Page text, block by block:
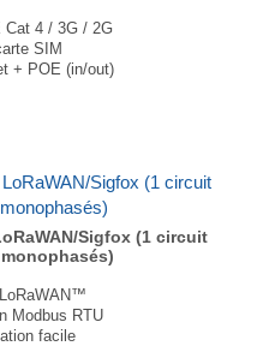
Cat 4 / 3G / 2G
SIM
+ POE (in/out)
Sigfox (1 circuit
Modbus RTU
facile